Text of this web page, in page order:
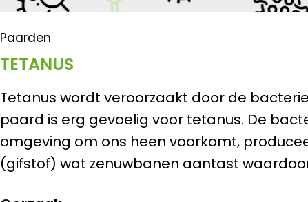
Paarden
TETANUS
Tetanus wordt veroorzaakt door de
paard is erg gevoelig voor tetanus. De
omgeving om ons heen voorkomt,
(gifstof) wat zenuwbanen aantast